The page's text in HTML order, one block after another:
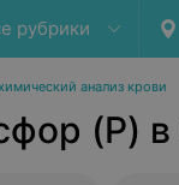
рубрики
анализ крови
(P)